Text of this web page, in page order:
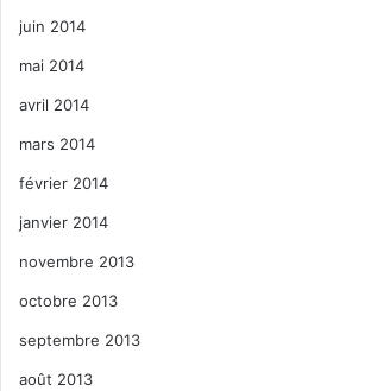
juin 2014
mai 2014
avril 2014
mars 2014
février 2014
janvier 2014
novembre 2013
octobre 2013
septembre 2013
août 2013